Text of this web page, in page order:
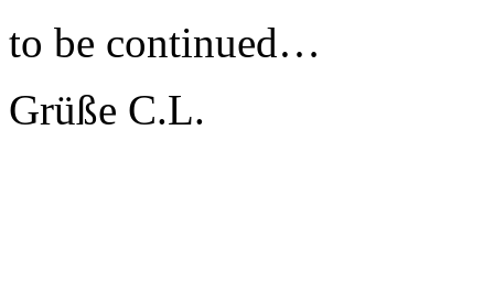
to be continued…
Grüße C.L.